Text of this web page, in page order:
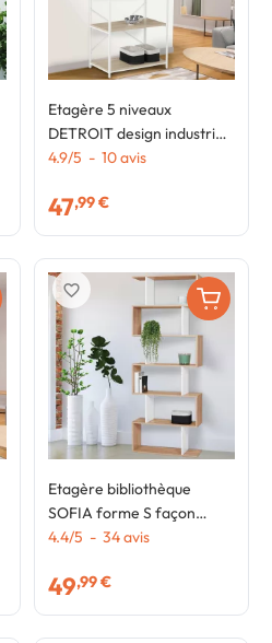
Etagère 5 niveaux
DETROIT design industriel
bois et métal blanc 170 cm
4.9/5 - 10avis
47,99 €
Etagère bibliothèque
SOFIA forme S façon
hêtre et blanc 189 cm
4.4/5 - 34avis
49,99 €
favorite_border